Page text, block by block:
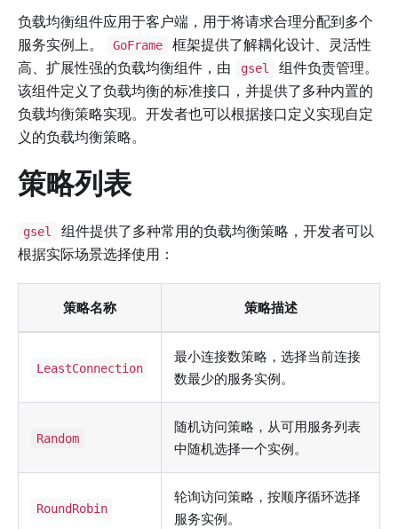
负载均衡组件应用于客户端，用于将请求合理分配到多个
服务实例上。
GoFrame
框架提供了解耦化设计、灵活性
高、扩展性强的负载均衡组件，由
gsel
组件负责管理。
该组件定义了负载均衡的标准接口，并提供了多种内置的
负载均衡策略实现。开发者也可以根据接口定义实现自定
义的负载均衡策略。
策略列表
gsel
组件提供了多种常用的负载均衡策略，开发者可以
根据实际场景选择使用：
策略名称 策略描述
LeastConnection
最小连接数策略，选择当前连接
数最少的服务实例。
Random
随机访问策略，从可用服务列表
中随机选择一个实例。
RoundRobin
轮询访问策略，按顺序循环选择
服务实例。